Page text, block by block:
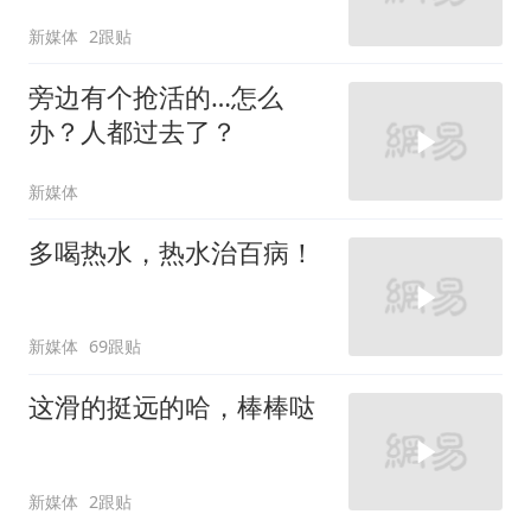
新媒体 2跟贴
旁边有个抢活的…怎么
办？人都过去了？
新媒体
多喝热水，热水治百病！
新媒体 69跟贴
这滑的挺远的哈，棒棒哒
新媒体 2跟贴